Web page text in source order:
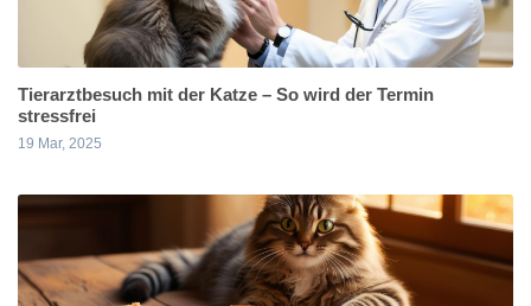
Tierarztbesuch mit der Katze – So wird der Termin
stressfrei
19 Mar, 2025